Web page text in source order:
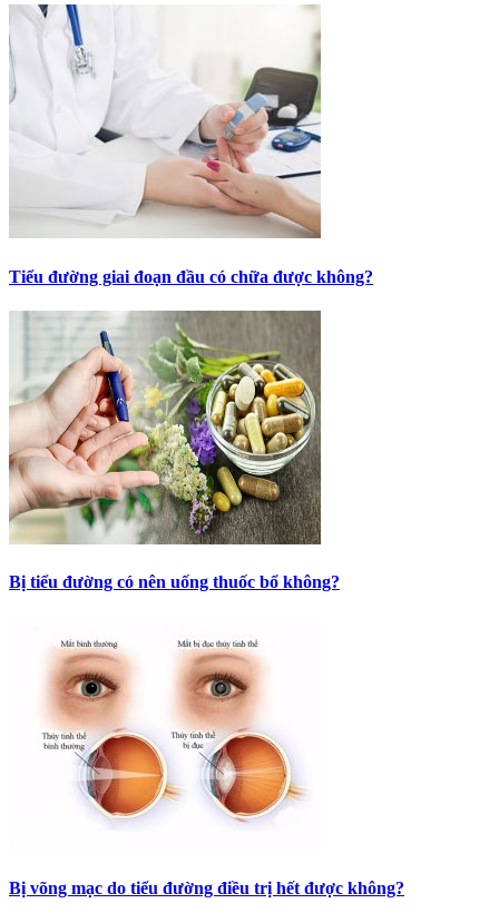
Tiểu đường giai đoạn đầu có chữa được không?
Bị tiểu đường có nên uống thuốc bổ không?
Bị võng mạc do tiểu đường điều trị hết được không?